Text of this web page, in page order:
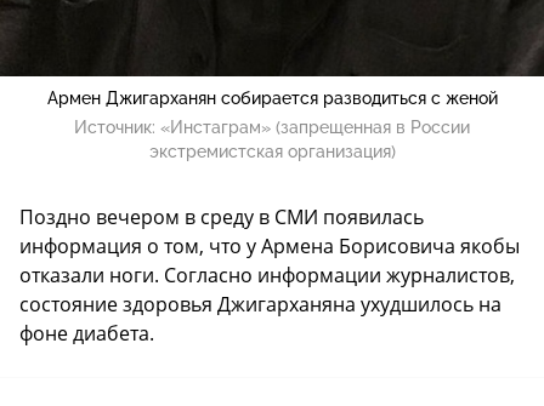
Армен Джигарханян собирается разводиться с женой
Источник: «Инстаграм» (запрещенная в России
экстремистская организация)
Поздно вечером в среду в СМИ появилась
информация о том, что у Армена Борисовича якобы
отказали ноги. Согласно информации журналистов,
состояние здоровья Джигарханяна ухудшилось на
фоне диабета.